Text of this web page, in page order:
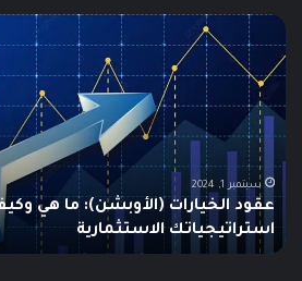
هو
الـ
Swing
دليلك
الشامل
للمبتدئين
يونيو 10, 2025
ما هو الـ Swing Trading؟ دليلك الشامل للمبتدئين